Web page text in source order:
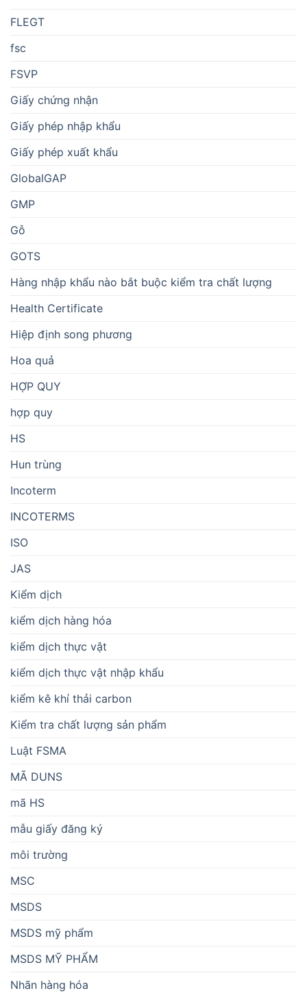
FLEGT
fsc
FSVP
Giấy chứng nhận
Giấy phép nhập khẩu
Giấy phép xuất khẩu
GlobalGAP
GMP
Gỗ
GOTS
Hàng nhập khẩu nào bắt buộc kiểm tra chất lượng
Health Certificate
Hiệp định song phương
Hoa quả
HỢP QUY
hợp quy
HS
Hun trùng
Incoterm
INCOTERMS
ISO
JAS
Kiểm dịch
kiểm dịch hàng hóa
kiểm dịch thực vật
kiểm dịch thực vật nhập khẩu
kiểm kê khí thải carbon
Kiểm tra chất lượng sản phẩm
Luật FSMA
MÃ DUNS
mã HS
mẫu giấy đăng ký
môi trường
MSC
MSDS
MSDS mỹ phẩm
MSDS MỸ PHẨM
Nhãn hàng hóa